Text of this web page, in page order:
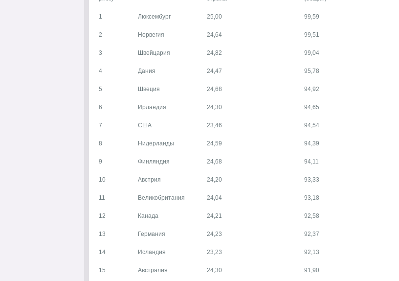
1 Люксембург 25,00 99,59
2 Норвегия 24,64 99,51
3 Швейцария 24,82 99,04
4 Дания 24,47 95,78
5 Швеция 24,68 94,92
6 Ирландия 24,30 94,65
7 США 23,46 94,54
8 Нидерланды 24,59 94,39
9 Финляндия 24,68 94,11
10 Австрия 24,20 93,33
11 Великобритания 24,04 93,18
12 Канада 24,21 92,58
13 Германия 24,23 92,37
14 Исландия 23,23 92,13
15 Австралия 24,30 91,90